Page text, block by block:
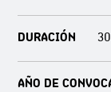
DURACIÓN 30
AÑO DE